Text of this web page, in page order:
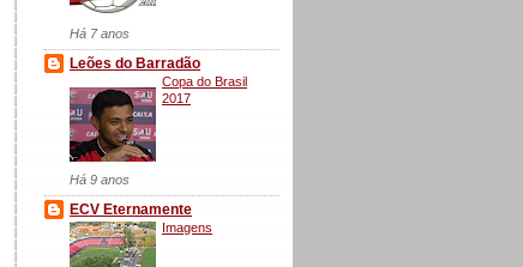
Há 7 anos
Leões do Barradão
Copa do Brasil
2017
Há 9 anos
ECV Eternamente
Imagens